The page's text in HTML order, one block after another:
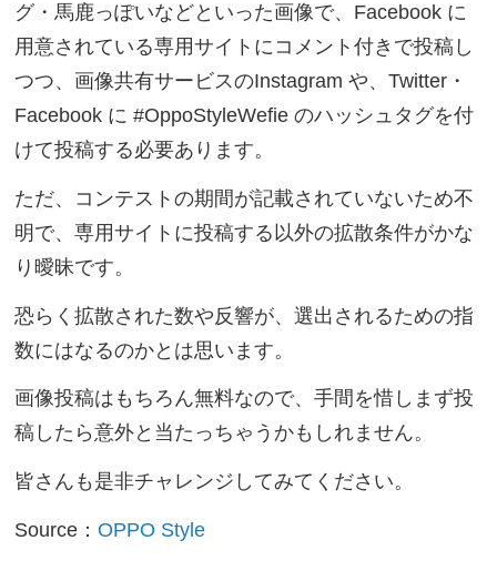
グ・馬鹿っぽいなどといった画像で、Facebook に
用意されている専用サイトにコメント付きで投稿し
つつ、画像共有サービスのInstagram や、Twitter・
Facebook に #OppoStyleWefie のハッシュタグを付
けて投稿する必要あります。
ただ、コンテストの期間が記載されていないため不
明で、専用サイトに投稿する以外の拡散条件がかな
り曖昧です。
恐らく拡散された数や反響が、選出されるための指
数にはなるのかとは思います。
画像投稿はもちろん無料なので、手間を惜しまず投
稿したら意外と当たっちゃうかもしれません。
皆さんも是非チャレンジしてみてください。
Source：OPPO Style